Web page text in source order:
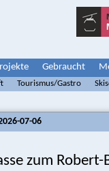
Gebraucht
Tourismus/Gastro
07-06
zum Robert-